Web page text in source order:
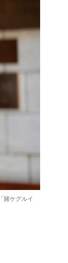
賭ケグルイ